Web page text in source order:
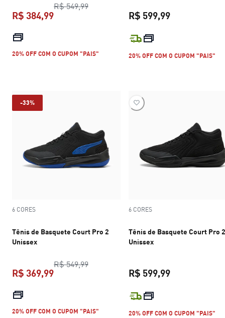
R$ 549,99preço original R$ 549,99
R$ 384,99
preço atual R$ 384,99
20% OFF COM O CUPOM "PAIS"
R$ 599,99
20% OFF COM O CUPOM "PAIS"
-33%
6 CORES
Tênis de Basquete Court Pro 2
Unissex
R$ 549,99preço original R$ 549,99
R$ 369,99
preço atual R$ 369,99
20% OFF COM O CUPOM "PAIS"
6 CORES
Tênis de Basquete Court Pro 2
Unissex
R$ 599,99
20% OFF COM O CUPOM "PAIS"